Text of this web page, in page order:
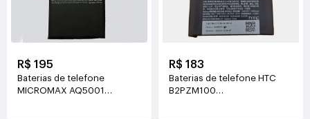
R$ 195
Baterias de telefone
MICROMAX AQ5001
R$ 183
Baterias de telefone HTC
B2PZM100